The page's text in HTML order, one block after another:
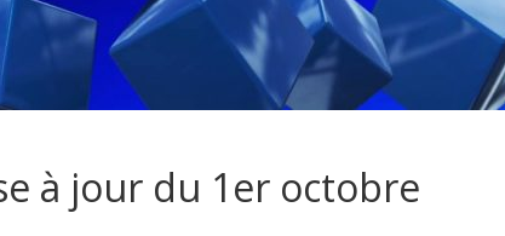
à jour du 1er octobre